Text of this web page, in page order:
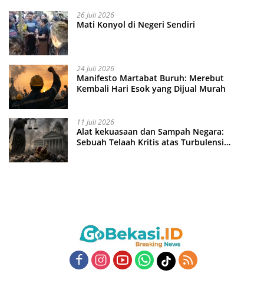
26 Juli 2026
Mati Konyol di Negeri Sendiri
24 Juli 2026
Manifesto Martabat Buruh: Merebut
Kembali Hari Esok yang Dijual Murah
11 Juli 2026
Alat kekuasaan dan Sampah Negara:
Sebuah Telaah Kritis atas Turbulensi